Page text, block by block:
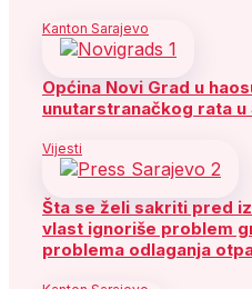
Kanton Sarajevo
Općina Novi Grad u
unutarstranačkog rata u
Vijesti
Šta se želi sakriti pred
vlast ignoriše problem
problema odlaganja